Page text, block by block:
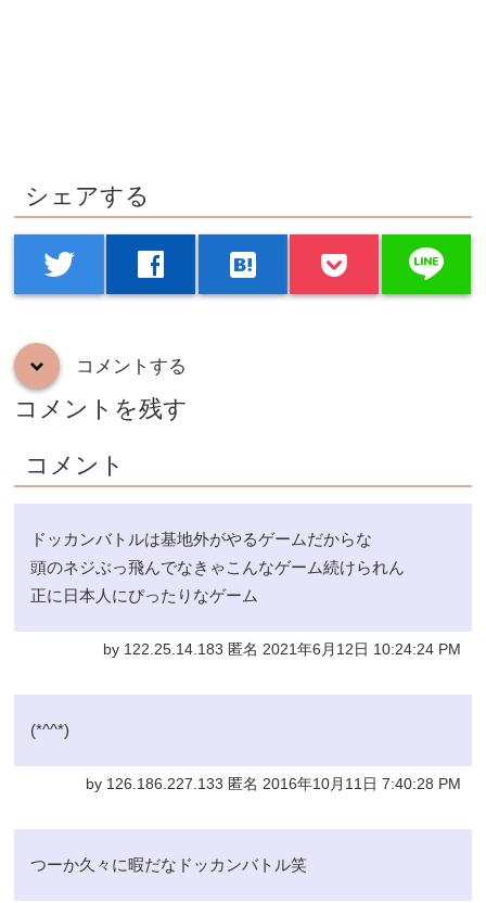
シェアする
twitter facebook hatenabookmark line
down コメントする
コメントを残す
コメント
ドッカンバトルは基地外がやるゲームだからな
頭のネジぶっ飛んでなきゃこんなゲーム続けられん
正に日本人にぴったりなゲーム
by 122.25.14.183 匿名 2021年6月12日 10:24:24 PM
(*^^*)
by 126.186.227.133 匿名 2016年10月11日 7:40:28 PM
つーか久々に暇だなドッカンバトル笑